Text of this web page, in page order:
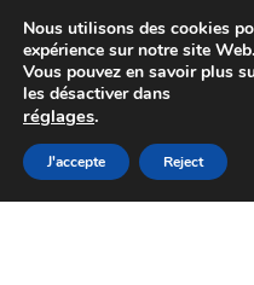
Colissimo
Du lundi au
Aller
à
Aller
au
Nous utilisons des cookies
expérience sur notre site Web.
Vous pouvez en savoir plus
les désactiver dans
réglages.
J'accepte Reject